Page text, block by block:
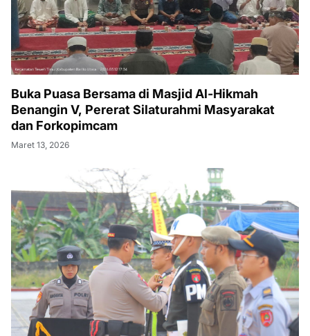
Buka Puasa Bersama di Masjid Al-Hikmah
Benangin V, Pererat Silaturahmi Masyarakat
dan Forkopimcam
Maret 13, 2026